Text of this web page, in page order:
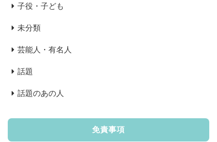
子役・子ども
未分類
芸能人・有名人
話題
話題のあの人
免責事項